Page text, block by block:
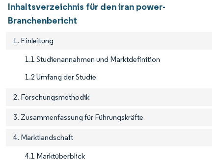
Inhaltsverzeichnis für den iran power-
Branchenbericht
1. Einleitung
1.1 Studienannahmen und Marktdefinition
1.2 Umfang der Studie
2. Forschungsmethodik
3. Zusammenfassung für Führungskräfte
4. Marktlandschaft
4.1 Marktüberblick